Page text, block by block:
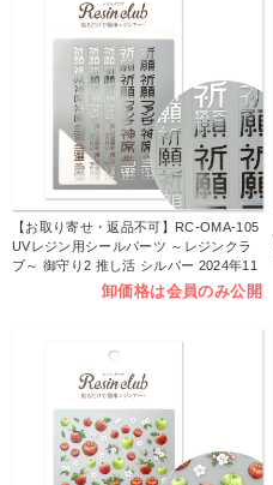
【お取り寄せ・返品不可】RC-OMA-105
UVレジン用シールパーツ ～レジンクラ
ブ～ 御守り2 推し活 シルバー 2024年11
卸価格は会員のみ公開